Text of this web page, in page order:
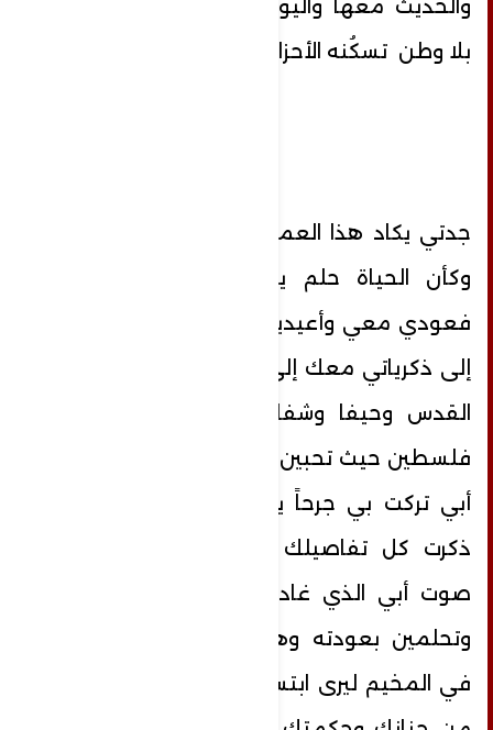
والحديث معها واليوم أعيش كلاجئ تائه
بلا وطن تسكُنه الأحزان.
جدتي يكاد هذا العمر يمضي بلمح البصر
وكأن الحياة حلم يوقظنا منه الموت،
فعودي معي وأعيديني إلى بيتنا إلى أبي
إلى ذكرياتي معك إلى مخيمنا وأزقته إلى
القدس وحيفا وشفا عمرو عيلوط وكل
فلسطين حيث تحبين يا ريحانة قلبي وقلب
أبي تركت بي جرحاً يزدادُ شوقاً لك، كلما
ذكرت كل تفاصيلك المُتبقية بيننا، مع
صوت أبي الذي غادرنا وقلبك معلقٌ به
وتحلمين بعودته وهو يطرق باب منزلك
في المخيم ليرى ابتسامتك ويشحذ همته